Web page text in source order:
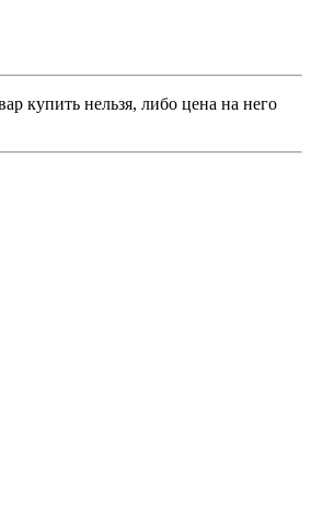
купить нельзя, либо цена на него